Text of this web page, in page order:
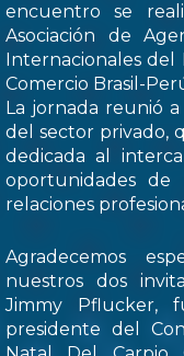
encuentro se
Asociación de
Internacionales del
Comercio Brasil-
La jornada reunió
del sector privado,
dedicada al
oportunidades
relaciones
Agradecemos
nuestros dos
Jimmy Pflucker,
presidente del